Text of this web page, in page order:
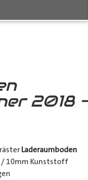
2018 –
Laderaumboden
/ 10mm Kunststoff